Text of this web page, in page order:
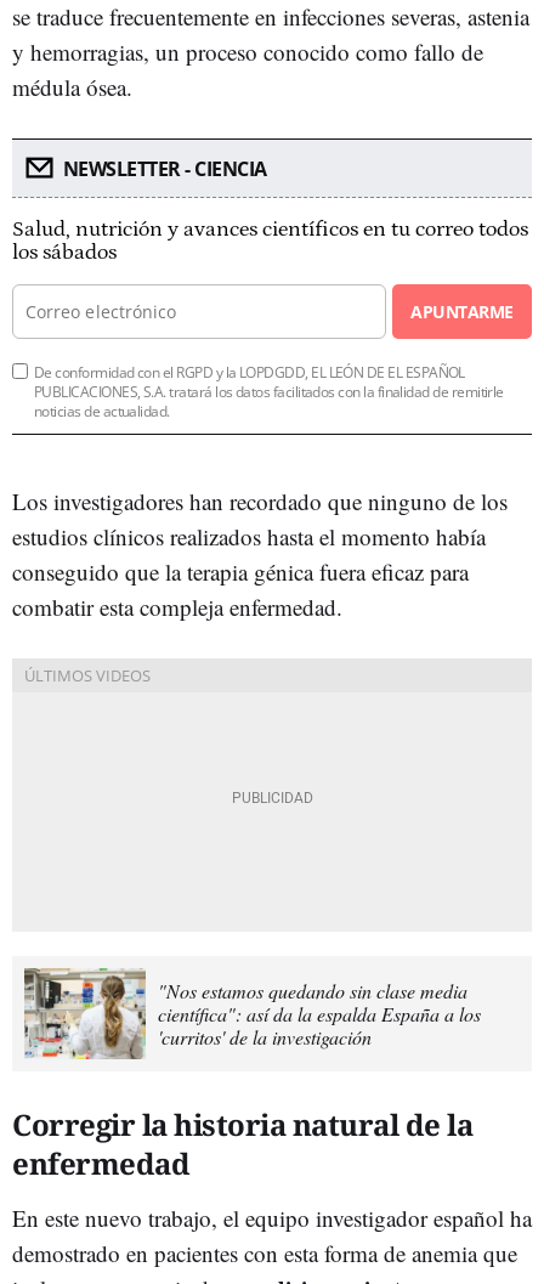
se traduce frecuentemente en infecciones severas, astenia
y hemorragias, un proceso conocido como fallo de
médula ósea.
NEWSLETTER - CIENCIA
Salud, nutrición y avances científicos en tu correo todos
los sábados
APUNTARME
De conformidad con el RGPD y la LOPDGDD, EL LEÓN DE EL ESPAÑOL
PUBLICACIONES, S.A. tratará los datos facilitados con la finalidad de remitirle
noticias de actualidad.
Los investigadores han recordado que ninguno de los
estudios clínicos realizados hasta el momento había
conseguido que la terapia génica fuera eficaz para
combatir esta compleja enfermedad.
"Nos estamos quedando sin clase media
científica": así da la espalda España a los
'curritos' de la investigación
Corregir la historia natural de la
enfermedad
En este nuevo trabajo, el equipo investigador español ha
demostrado en pacientes con esta forma de anemia que